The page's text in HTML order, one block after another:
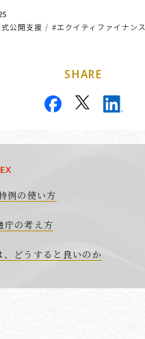
公開支援 / #エクイティファイナンス
SHARE
例の使い方
庁の考え方
、どうすると良いのか